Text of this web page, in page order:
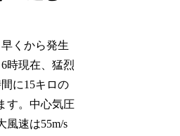
くから発生
時現在、猛烈
に15キロの
す。中心気圧
風速は55m/s